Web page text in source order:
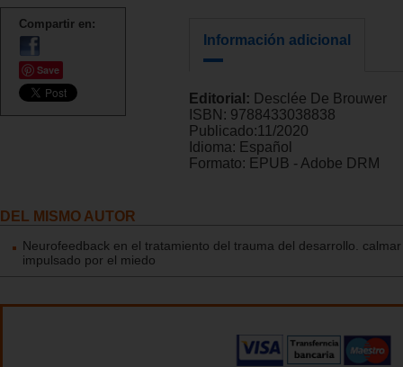
Compartir en:
Save
Información adicional
Editorial: Desclée De Brouwer
ISBN: 9788433038838
Publicado:11/2020
Idioma: Español
Formato: EPUB - Adobe DRM
DEL MISMO AUTOR
Neurofeedback en el tratamiento del trauma del desarrollo.
impulsado por el miedo